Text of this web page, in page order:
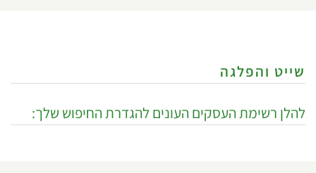
שייט והפלגה
להלן רשימת העסקים העונים להגדרת החיפוש שלך: